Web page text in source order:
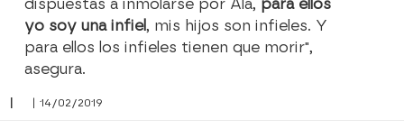
dispuestas a inmolarse por Alá, para ellos
yo soy una infiel, mis hijos son infieles. Y
para ellos los infieles tienen que morir",
asegura.
| 14/02/2019